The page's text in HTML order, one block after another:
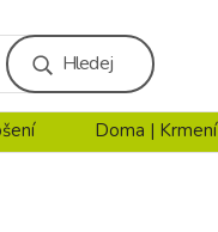
Hledej
Doma | Krmení